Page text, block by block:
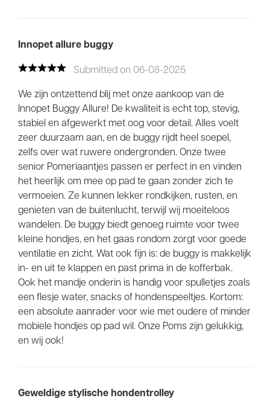
Innopet allure buggy
Submitted on 06-08-2025
We zijn ontzettend blij met onze aankoop van de
Innopet Buggy Allure! De kwaliteit is echt top, stevig,
stabiel en afgewerkt met oog voor detail. Alles voelt
zeer duurzaam aan, en de buggy rijdt heel soepel,
zelfs over wat ruwere ondergronden. Onze twee
senior Pomeriaantjes passen er perfect in en vinden
het heerlijk om mee op pad te gaan zonder zich te
vermoeien. Ze kunnen lekker rondkijken, rusten, en
genieten van de buitenlucht, terwijl wij moeiteloos
wandelen. De buggy biedt genoeg ruimte voor twee
kleine hondjes, en het gaas rondom zorgt voor goede
ventilatie en zicht. Wat ook fijn is: de buggy is makkelijk
in- en uit te klappen en past prima in de kofferbak.
Ook het mandje onderin is handig voor spulletjes zoals
een flesje water, snacks of hondenspeeltjes. Kortom:
een absolute aanrader voor wie met oudere of minder
mobiele hondjes op pad wil. Onze Poms zijn gelukkig,
en wij ook!
Geweldige stylische hondentrolley